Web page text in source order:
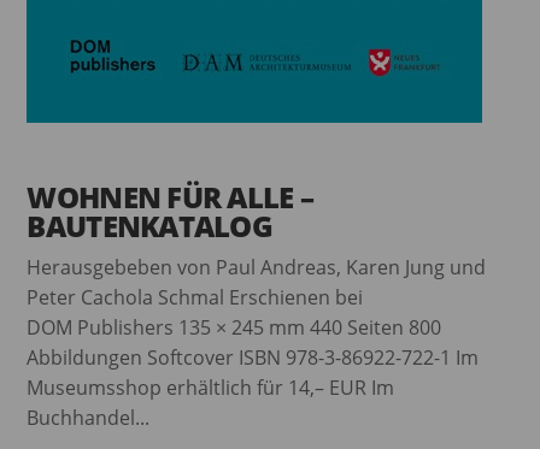
WOHNEN FÜR ALLE –
BAUTENKATALOG
Herausgebeben von Paul Andreas, Karen Jung und
Peter Cachola Schmal Erschienen bei
DOM Publishers 135 × 245 mm 440 Seiten 800
Abbildungen Softcover ISBN 978-3-86922-722-1 Im
Museumsshop erhältlich für 14,– EUR Im
Buchhandel...